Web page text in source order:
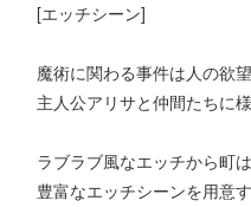
[エッチシーン]
魔術に関わる事件は人の欲
主人公アリサと仲間たちに
ラブラブ風なエッチから町
豊富なエッチシーンを用意